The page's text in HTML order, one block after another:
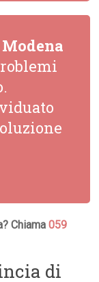
Modena
Chiama059
di